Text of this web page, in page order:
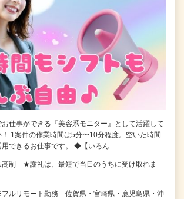
お仕事ができる『美容系モニター』として活躍して
！ 1案件の作業時間は5分〜10分程度。空いた時間
用できるお仕事です。 ◆【いろん…
高制 ★謝礼は、最短で当日のうちに受け取れま
ルリモート勤務 佐賀県・宮崎県・鹿児島県・沖